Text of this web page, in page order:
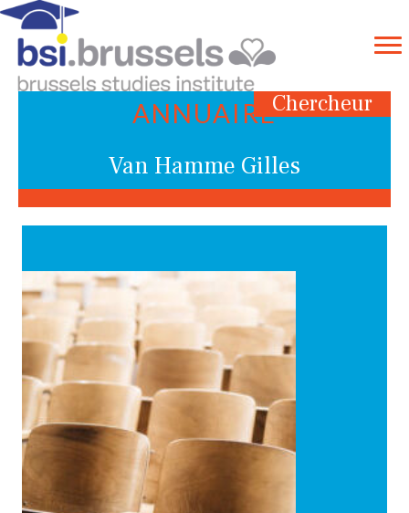
Chercheur
ANNUAIRE
Van Hamme Gilles